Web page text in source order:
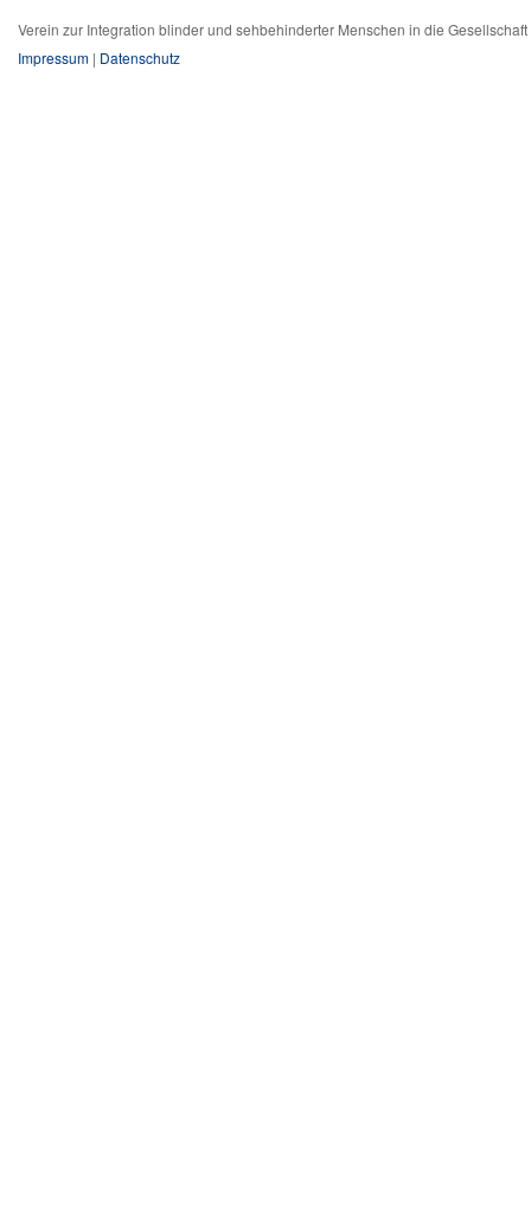
Verein zur Integration blinder und sehbehinderter Menschen in die
Impressum | Datenschutz